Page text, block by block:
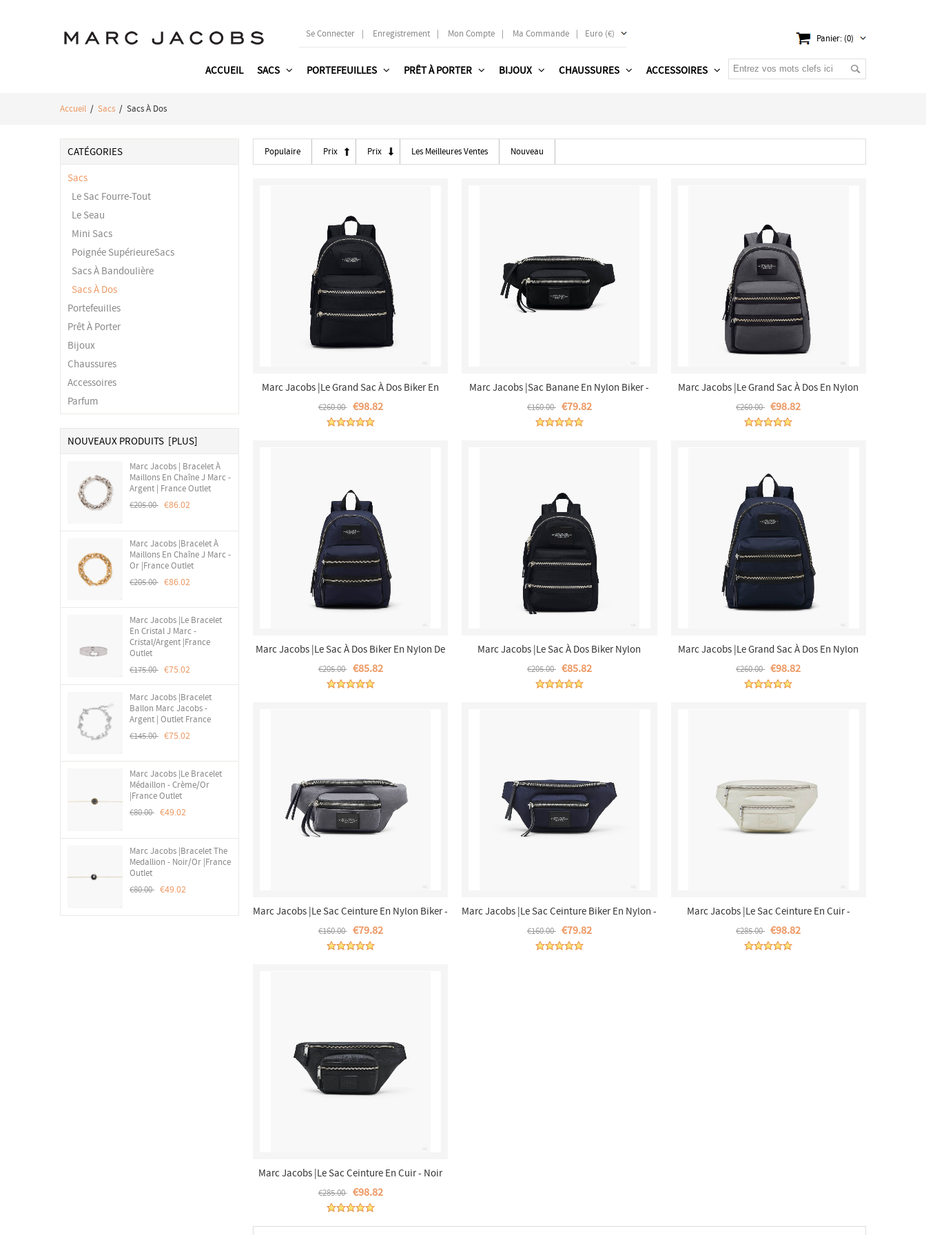
Se Connecter | Enregistrement | Mon Compte | Ma Commande | Euro (€) Panier: (0)
ACCUEIL SACS PORTEFEUILLES PRÊT À PORTER BIJOUX CHAUSSURES ACCESSOIRES
Accueil / Sacs / Sacs À Dos
CATÉGORIES
Sacs
Le Sac Fourre-Tout
Le Seau
Mini Sacs
Poignée SupérieureSacs
Sacs À Bandoulière
Sacs À Dos
Portefeuilles
Prêt À Porter
Bijoux
Chaussures
Accessoires
Parfum
NOUVEAUX PRODUITS [PLUS]
Marc Jacobs | Bracelet À
Maillons En Chaîne J Marc -
Argent | France Outlet
€205.00 €86.02
Marc Jacobs |Bracelet À
Maillons En Chaîne J Marc -
Or |France Outlet
€205.00 €86.02
Marc Jacobs |Le Bracelet
En Cristal J Marc -
Cristal/Argent |France
Outlet
€175.00 €75.02
Marc Jacobs |Bracelet
Ballon Marc Jacobs -
Argent | Outlet France
€145.00 €75.02
Marc Jacobs |Le Bracelet
Médaillon - Crème/or
|France Outlet
€80.00 €49.02
Marc Jacobs |Bracelet The
Medallion - Noir/Or |France
Outlet
€80.00 €49.02
Populaire Prix Prix Les Meilleures Ventes Nouveau
Marc Jacobs |Le Grand Sac À Dos Biker En
Nylon - Noir |France Outlet
€260.00 €98.82
Marc Jacobs |Sac Banane En Nylon Biker -
Noir |France Outlet
€160.00 €79.82
Marc Jacobs |Le Grand Sac À Dos En Nylon
Biker - Dark Shadow |France Outlet
€260.00 €98.82
Marc Jacobs |Le Sac À Dos Biker En Nylon De
Taille Moyenne - Bleu Nuit |France Outlet
€205.00 €85.82
Marc Jacobs |Le Sac À Dos Biker Nylon
Medium - Noir |France Outlet
€205.00 €85.82
Marc Jacobs |Le Grand Sac À Dos En Nylon
Biker - Bleu Nuit |France Outlet
€260.00 €98.82
Marc Jacobs |Le Sac Ceinture En Nylon Biker -
Dark Shadow |France Outlet
€160.00 €79.82
Marc Jacobs |Le Sac Ceinture Biker En Nylon -
Bleu Nuit |France Outlet
€160.00 €79.82
Marc Jacobs |Le Sac Ceinture En Cuir -
Coton/Argent |France Outlet
€285.00 €98.82
Marc Jacobs |Le Sac Ceinture En Cuir - Noir
|France Outlet
€285.00 €98.82